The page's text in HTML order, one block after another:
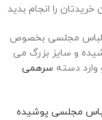
را انجام بدید
مجلسی بخصوص
و سایز بزرگ می
وارد دسته سرهمی
مجلسی پوشیده